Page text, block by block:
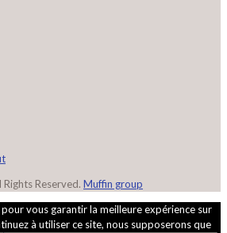
Reserved. Muffin group
vous garantir la meilleure expérience sur
à utiliser ce site, nous supposerons que